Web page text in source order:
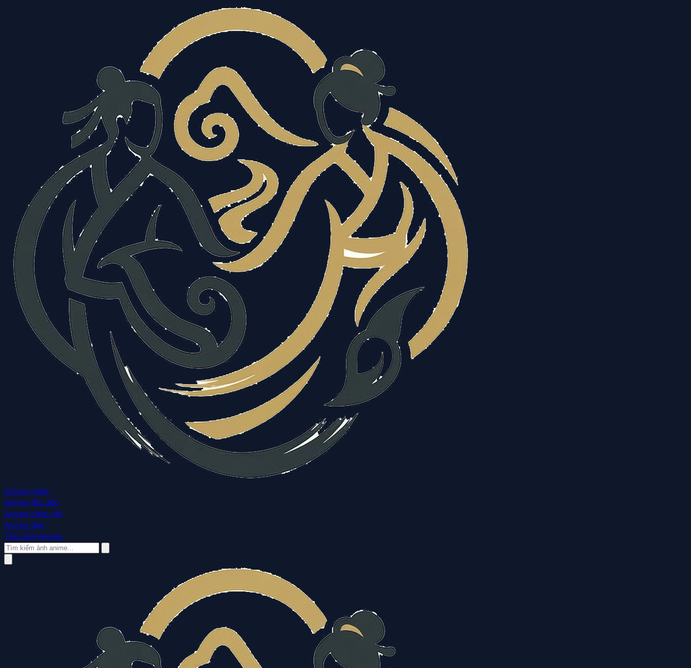
Anime ngầu
Anime độc đáo
Anime nhân vật
Anime đẹp
Thư viện Anime